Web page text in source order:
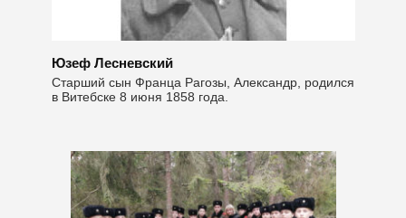
Юзеф Лесневский
Старший сын Франца Рагозы, Александр, родился
в Витебске 8 июня 1858 года.